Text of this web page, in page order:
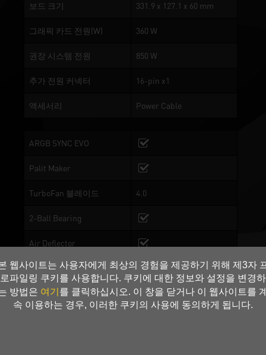
웹사이트는 사용자에게 최상의 경험을 제공하기 위해 제3자
로파일링 쿠키를 사용합니다. 쿠키에 대한 정보와 설정을 변경하
방법은 여기를 클릭하십시오. 이 창을 닫거나 이 웹사이트를
속 이용하는 경우, 이러한 쿠키의 사용에 동의하게 됩니다.
보드 크기 331.9 x 127.1 x 60 mm
그래픽 카드 전원(W) 360 W
권장 시스템 전원 850 W
추가 전원 커넥터 16-pin x1
액세서리 Power Cable
ARGB SYNC EVO
Palit Maker
TurboFan 블레이드 4.0
2-Ball Bearing
Air Deflector
Superior Rigidity
Composite Heat Pipe